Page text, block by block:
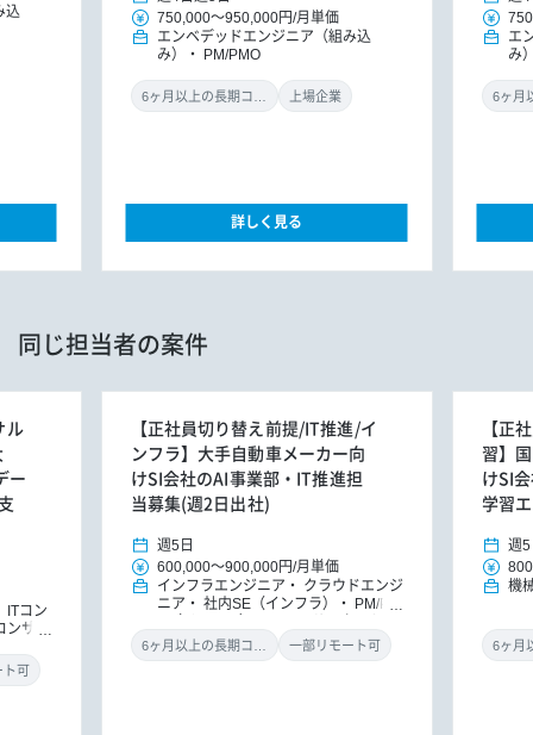
込
750,000～950,000円/月単価
エンベデッドエンジニア（組み込
み）
PM/PMO
上場企業
詳しく見る
エ
み
同じ担当者の案件
ル
ー
ITコン
ンサル
ト可
【正社員切り替え前提/IT推進/イ
ンフラ】大手自動車メーカー向
けSI会社のAI事業部・IT推進担
当募集(週2日出社)
週5日
600,000～900,000円/月単価
インフラエンジニア
クラウドエンジ
ニア
社内SE（インフラ）
PM/PM
（インフラ）
ITコンサルタント
D
Xコンサルタント
一部リモート可
【正
習】
けSI
学習
週5
機